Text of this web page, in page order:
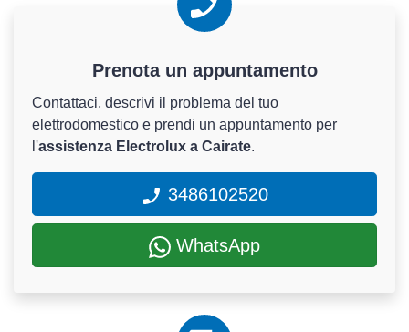
Prenota un appuntamento
Contattaci, descrivi il problema del tuo
elettrodomestico e prendi un appuntamento per
l'assistenza Electrolux a Cairate.
3486102520
WhatsApp